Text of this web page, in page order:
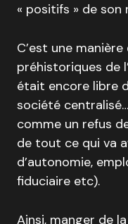
« positifs » de son
C’est une
préhistoriques de
était encore libre
société
comme un refus
de tout ce qui va
d’autonomie,
fiduciaire etc).
Ainsi, manger de